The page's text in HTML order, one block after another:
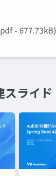
- 677.73kB)
スライド